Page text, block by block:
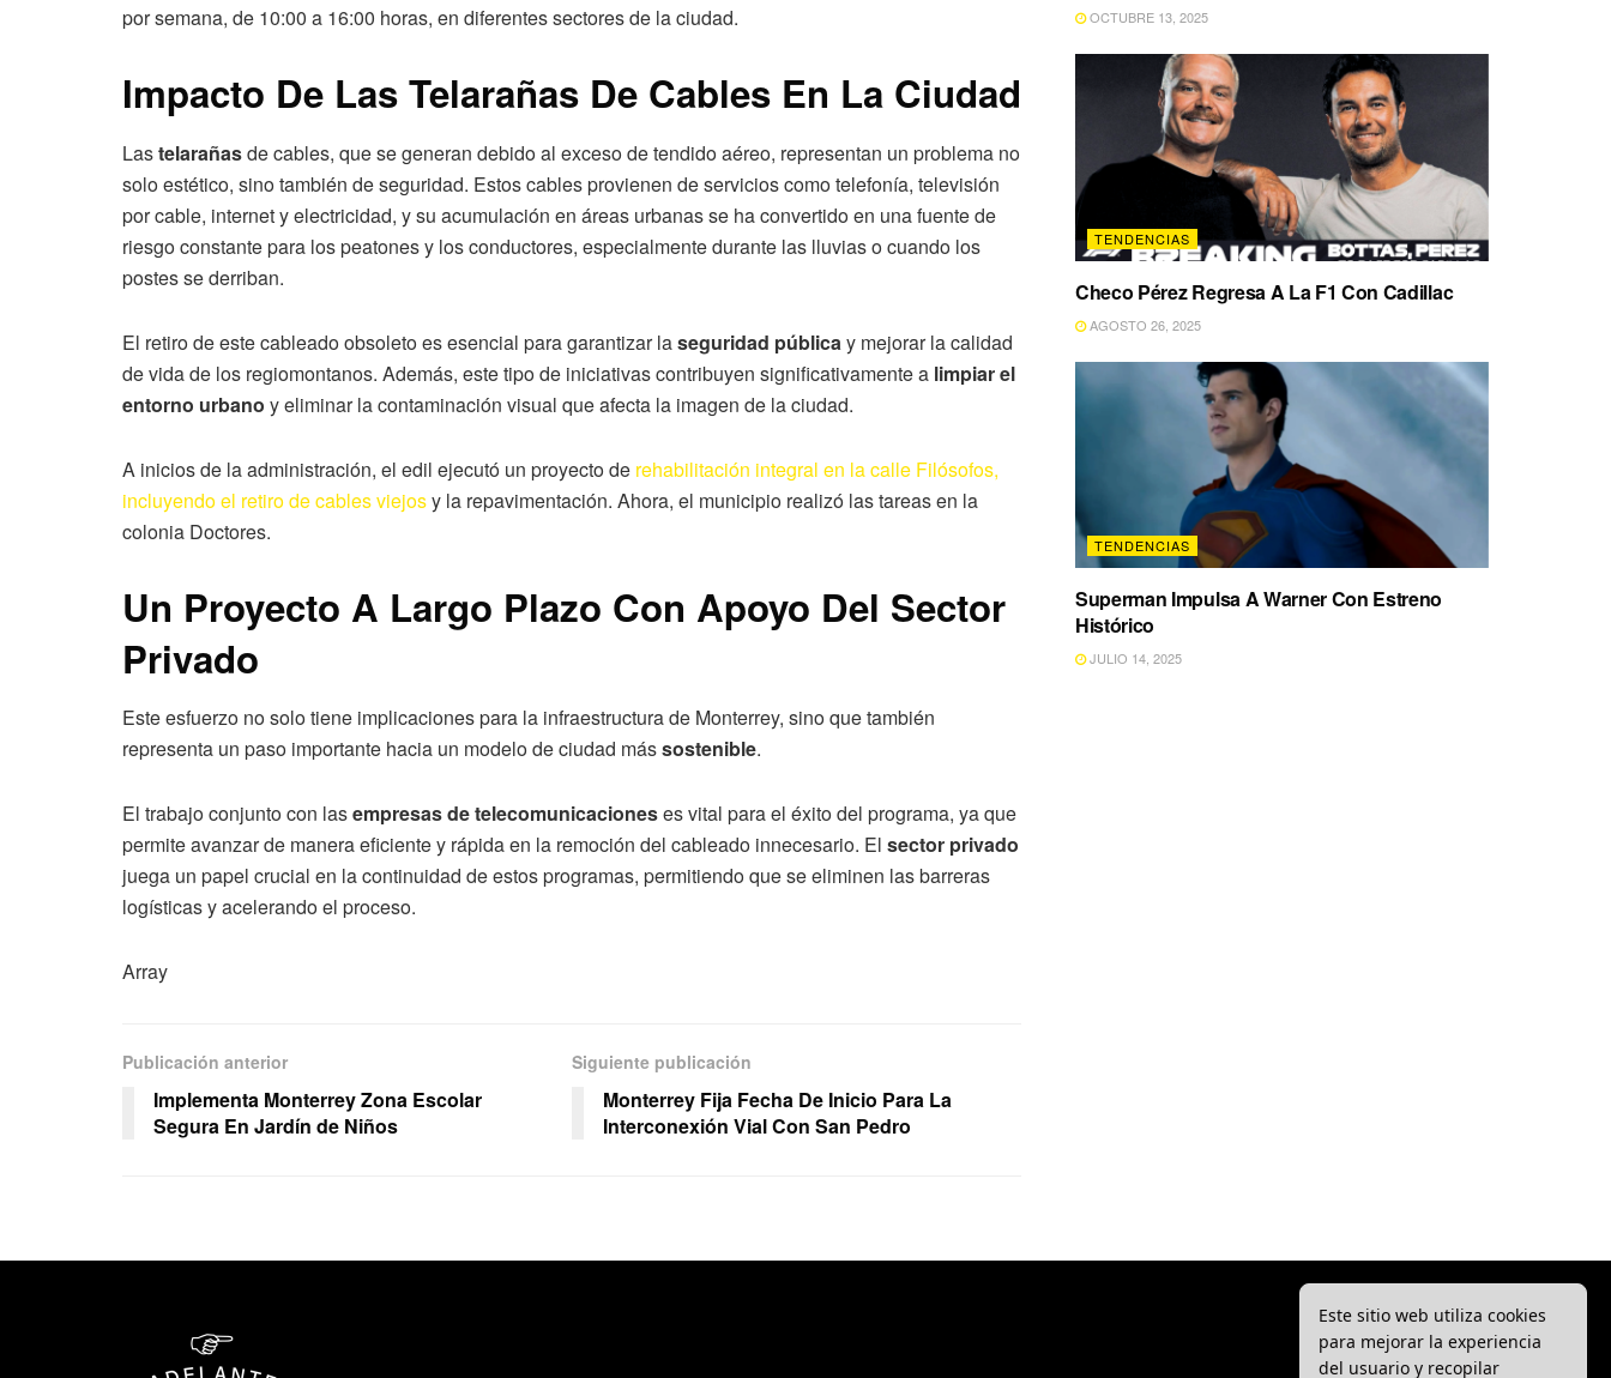
por semana, de 10:00 a 16:00 horas, en diferentes sectores de la ciudad.
Impacto De Las Telarañas De Cables En La Ciudad
Lastelarañasde cables, que se generan debido al exceso de tendido aéreo, representan un problema no
solo estético, sino también de seguridad. Estos cables provienen de servicios como telefonía, televisión
por cable, internet y electricidad, y su acumulación en áreas urbanas se ha convertido en una fuente de
riesgo constante para los peatones y los conductores, especialmente durante las lluvias o cuando los
postes se derriban.
El retiro de este cableado obsoleto es esencial para garantizar laseguridad públicay mejorar la calidad
de vida de los regiomontanos. Además, este tipo de iniciativas contribuyen significativamente a limpiar el
entorno urbano y eliminar la contaminación visual que afecta la imagen de la ciudad.
A inicios de la administración, el edil ejecutó un proyecto de rehabilitación integral en la calle Filósofos,
incluyendo el retiro de cables viejosy la repavimentación. Ahora, el municipio realizó las tareas en la
colonia Doctores.
Un Proyecto A Largo Plazo Con Apoyo Del Sector
Privado
Este esfuerzo no solo tiene implicaciones para la infraestructura de Monterrey, sino que también
representa un paso importante hacia un modelo de ciudad mássostenible.
El trabajo conjunto con lasempresas de telecomunicacioneses vital para el éxito del programa, ya que
permite avanzar de manera eficiente y rápida en la remoción del cableado innecesario. El sector privado
juega un papel crucial en la continuidad de estos programas, permitiendo que se eliminen las barreras
logísticas y acelerando el proceso.
Array
Publicación anterior
Implementa Monterrey Zona Escolar
Segura En Jardín de Niños
Siguiente publicación
Monterrey Fija Fecha De Inicio Para La
Interconexión Vial Con San Pedro
OCTUBRE 13, 2025
TENDENCIAS
Checo Pérez Regresa A La F1 Con Cadillac
AGOSTO 26, 2025
TENDENCIAS
Superman Impulsa A Warner Con Estreno
Histórico
JULIO 14, 2025
Este sitio web utiliza cookies
para mejorar la experiencia
del usuario y recopilar